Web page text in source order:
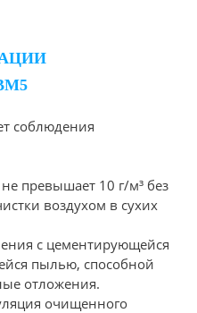
соблюдения
превышает 10 г/м³ без
воздухом в сухих
с цементирующейся
пылью, способной
отложения.
очищенного